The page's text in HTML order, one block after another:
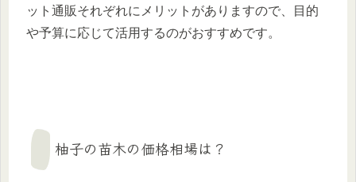
ット通販それぞれにメリットがありますので、目的
や予算に応じて活用するのがおすすめです。
柚子の苗木の価格相場は？